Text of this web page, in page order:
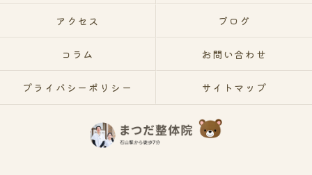
アクセス ブログ
コラム お問い合わせ
プライバシーポリシー サイトマップ